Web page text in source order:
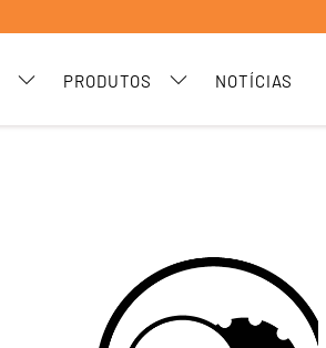
PRODUTOS NOTÍCIAS